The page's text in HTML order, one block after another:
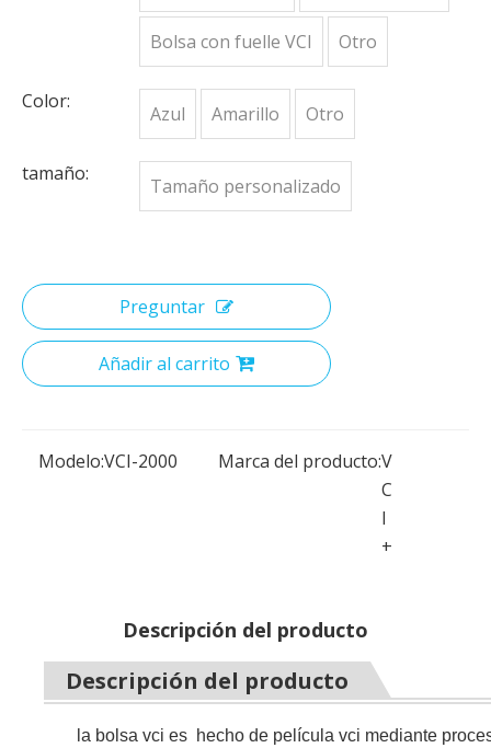
Bolsa con fuelle VCI Otro
Color:
Azul Amarillo Otro
tamaño:
Tamaño personalizado
Preguntar
Añadir al carrito
Modelo:VCI-2000 Marca del producto:V
C
I
+
Descripción del producto
Descripción del producto
la bolsa vci es hecho de película vci mediante